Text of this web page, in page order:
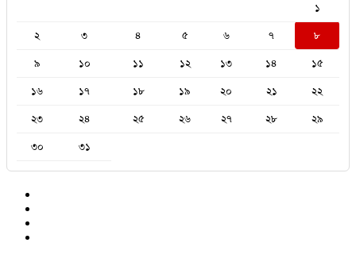
১
২
৩ ৪ ৫ ৬ ৭
৮
৯
১০ ১১ ১২ ১৩ ১৪
১৫
১৬
১৭ ১৮ ১৯ ২০ ২১
২২
২৩
২৪ ২৫ ২৬ ২৭ ২৮
২৯
৩০
৩১